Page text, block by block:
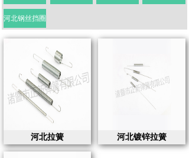
河北钢丝挡圈
河北拉簧 河北镀锌拉簧